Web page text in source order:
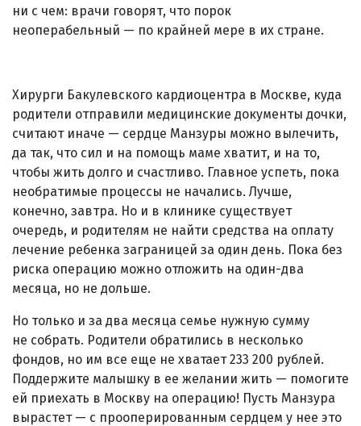
ни с чем: врачи говорят, что порок
неоперабельный — по крайней мере в их стране.
Хирурги Бакулевского кардиоцентра в Москве, куда
родители отправили медицинские документы дочки,
считают иначе — сердце Манзуры можно вылечить,
да так, что сил и на помощь маме хватит, и на то,
чтобы жить долго и счастливо. Главное успеть, пока
необратимые процессы не начались. Лучше,
конечно, завтра. Но и в клинике существует
очередь, и родителям не найти средства на оплату
лечение ребенка заграницей за один день. Пока без
риска операцию можно отложить на один-два
месяца, но не дольше.
Но только и за два месяца семье нужную сумму
не собрать. Родители обратились в несколько
фондов, но им все еще не хватает 233 200 рублей.
Поддержите малышку в ее желании жить — помогите
ей приехать в Москву на операцию! Пусть Манзура
вырастет — с прооперированным сердцем у нее это